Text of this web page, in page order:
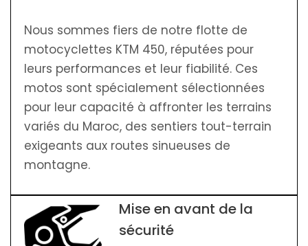
Nous sommes fiers de notre flotte de
motocyclettes KTM 450, réputées pour
leurs performances et leur fiabilité. Ces
motos sont spécialement sélectionnées
pour leur capacité à affronter les terrains
variés du Maroc, des sentiers tout-terrain
exigeants aux routes sinueuses de
montagne.
Mise en avant de la
sécurité